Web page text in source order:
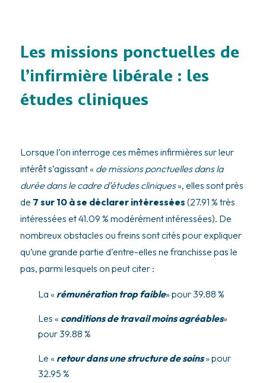
Les missions ponctuelles de
l’infirmière libérale : les
études cliniques
Lorsque l’on interroge ces mêmes infirmières sur leur
intérêt s’agissant « de missions ponctuelles dans la
durée dans le cadre d’études cliniques», elles sont près
de 7 sur 10 à se déclarer intéressées (27.91 % très
intéressées et 41.09 % modérément intéressées). De
nombreux obstacles ou freins sont cités pour expliquer
qu’une grande partie d’entre-elles ne franchisse pas le
pas, parmi lesquels on peut citer :
La « rémunération trop faible» pour 39.88 %
Les « conditions de travail moins agréables»
pour 39.88 %
Le « retour dans une structure de soins» pour
32.95 %